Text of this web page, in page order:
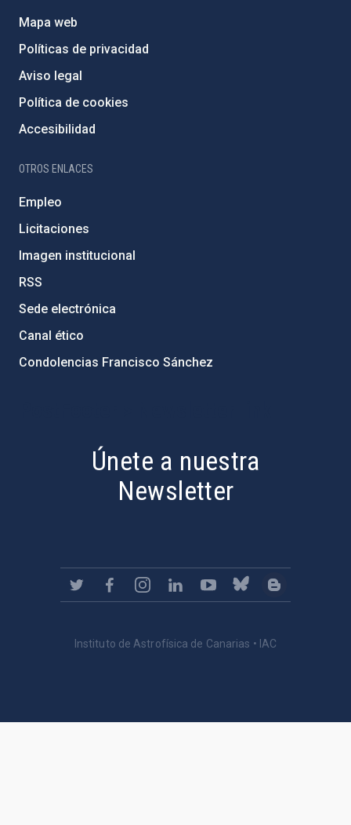
Mapa web
Políticas de privacidad
Aviso legal
Política de cookies
Accesibilidad
OTROS ENLACES
Empleo
Licitaciones
Imagen institucional
RSS
Sede electrónica
Canal ético
Condolencias Francisco Sánchez
Únete a nuestra
Newsletter
Instituto de Astrofísica de Canarias • IAC